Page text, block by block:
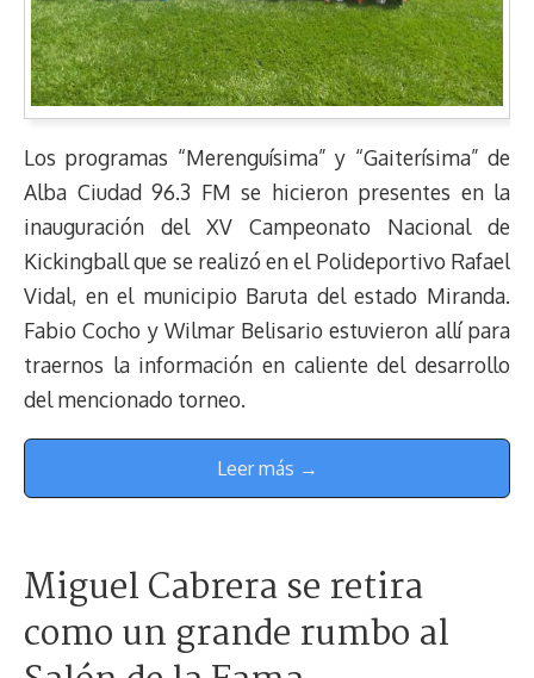
Los programas “Merenguísima” y “Gaiterísima” de
Alba Ciudad 96.3 FM se hicieron presentes en la
inauguración del XV Campeonato Nacional de
Kickingball que se realizó en el Polideportivo Rafael
Vidal, en el municipio Baruta del estado Miranda.
Fabio Cocho y Wilmar Belisario estuvieron allí para
traernos la información en caliente del desarrollo
del mencionado torneo.
Leer más →
Miguel Cabrera se retira
como un grande rumbo al